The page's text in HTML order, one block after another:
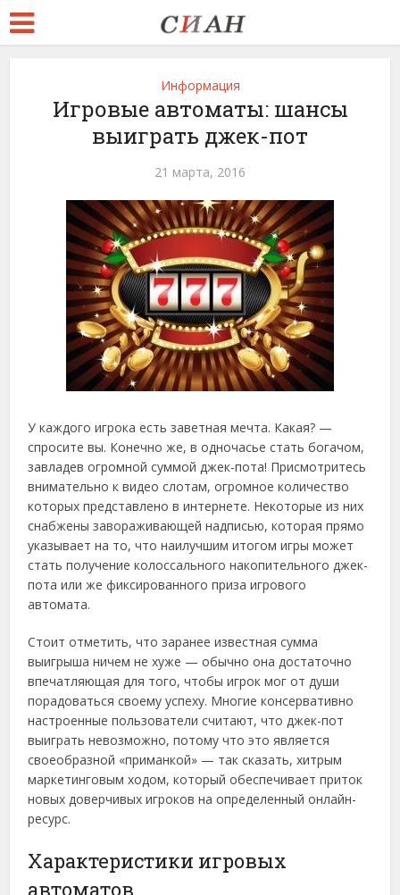
Информация
Игровые автоматы: шансы
выиграть джек-пот
21 марта, 2016
У каждого игрока есть заветная мечта. Какая? —
спросите вы. Конечно же, в одночасье стать богачом,
завладев огромной суммой джек-пота! Присмотритесь
внимательно к видео слотам, огромное количество
которых представлено в интернете. Некоторые из них
снабжены завораживающей надписью, которая прямо
указывает на то, что наилучшим итогом игры может
стать получение колоссального накопительного джек-
пота или же фиксированного приза игрового
автомата.
Стоит отметить, что заранее известная сумма
выигрыша ничем не хуже — обычно она достаточно
впечатляющая для того, чтобы игрок мог от души
порадоваться своему успеху. Многие консервативно
настроенные пользователи считают, что джек-пот
выиграть невозможно, потому что это является
своеобразной «приманкой» — так сказать, хитрым
маркетинговым ходом, который обеспечивает приток
новых доверчивых игроков на определенный онлайн-
ресурс.
Характеристики игровых
автоматов